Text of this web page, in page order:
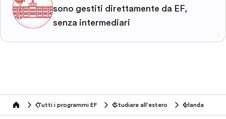
sono gestiti direttamente da EF,
senza intermediari
home Tutti i programmi EF Studiare all'estero Irlanda